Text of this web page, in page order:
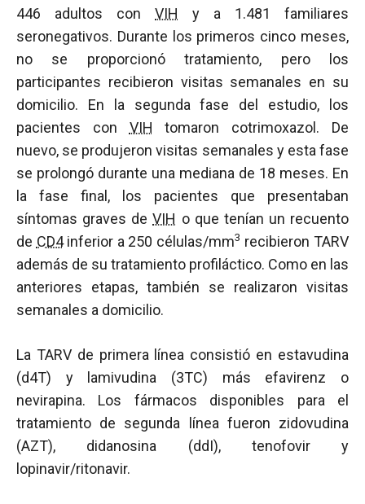
446 adultos con VIH y a 1.481 familiares
seronegativos. Durante los primeros cinco meses,
no se proporcionó tratamiento, pero los
participantes recibieron visitas semanales en su
domicilio. En la segunda fase del estudio, los
pacientes con VIH tomaron cotrimoxazol. De
nuevo, se produjeron visitas semanales y esta fase
se prolongó durante una mediana de 18 meses. En
la fase final, los pacientes que presentaban
síntomas graves deVIH o que tenían un recuento
de CD4inferior a 250 células/mm3 recibieron TARV
además de su tratamiento profiláctico. Como en las
anteriores etapas, también se realizaron visitas
semanales a domicilio.
La TARV de primera línea consistió en estavudina
(d4T) y lamivudina (3TC) más efavirenz o
nevirapina. Los fármacos disponibles para el
tratamiento de segunda línea fueron zidovudina
(AZT), didanosina (ddI), tenofovir y
lopinavir/ritonavir.